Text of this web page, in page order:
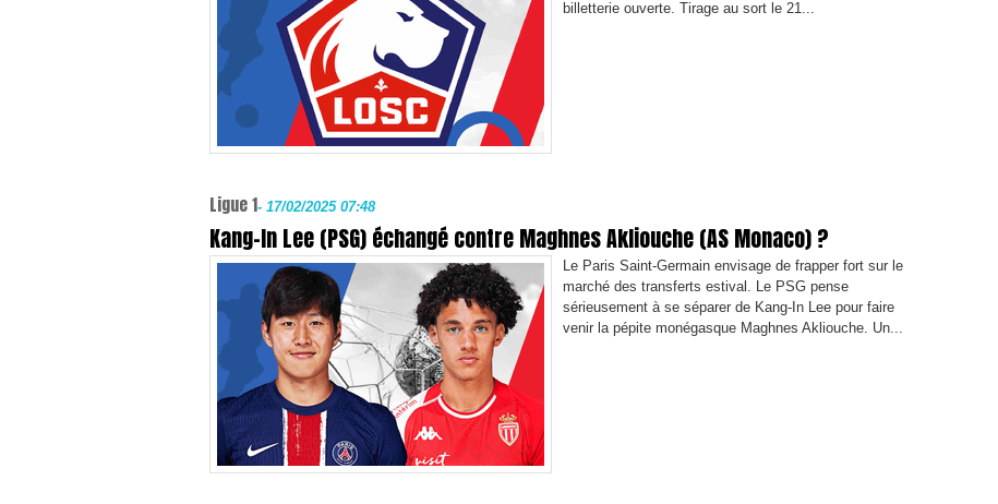
billetterie ouverte. Tirage au sort le 21...
Ligue 1- 17/02/2025 07:48
Kang-In Lee (PSG) échangé contre Maghnes Akliouche (AS Monaco) ?
Le Paris Saint-Germain envisage de frapper fort sur le
marché des transferts estival. Le PSG pense
sérieusement à se séparer de Kang-In Lee pour faire
venir la pépite monégasque Maghnes Akliouche. Un...